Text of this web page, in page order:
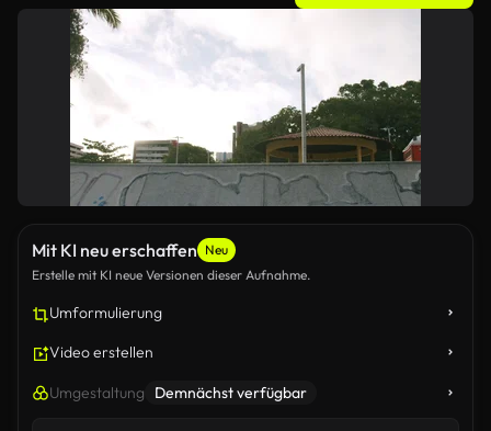
Mit KI neu erschaffen Neu
Erstelle mit KI neue Versionen dieser Aufnahme.
Umformulierung
Video erstellen
Umgestaltung Demnächst verfügbar